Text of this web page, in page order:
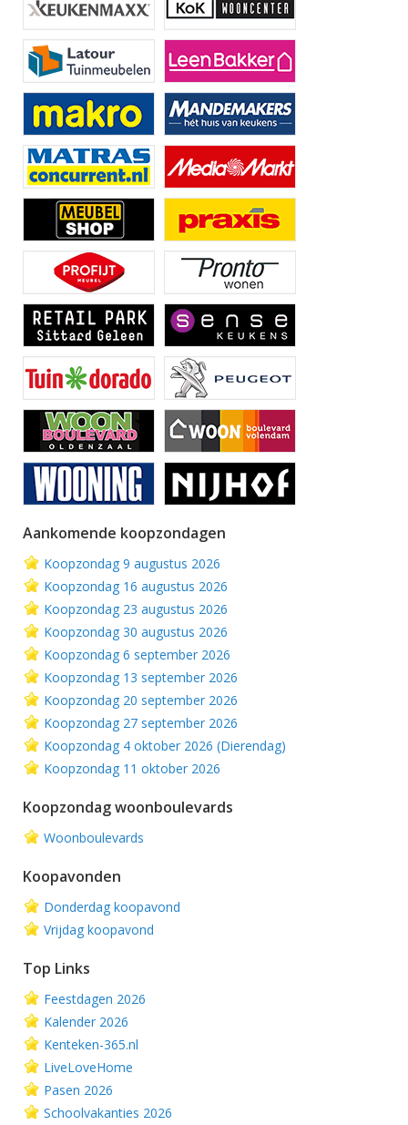
Aankomende koopzondagen
Koopzondag 9 augustus 2026
Koopzondag 16 augustus 2026
Koopzondag 23 augustus 2026
Koopzondag 30 augustus 2026
Koopzondag 6 september 2026
Koopzondag 13 september 2026
Koopzondag 20 september 2026
Koopzondag 27 september 2026
Koopzondag 4 oktober 2026 (Dierendag)
Koopzondag 11 oktober 2026
Koopzondag woonboulevards
Woonboulevards
Koopavonden
Donderdag koopavond
Vrijdag koopavond
Top Links
Feestdagen 2026
Kalender 2026
Kenteken-365.nl
LiveLoveHome
Pasen 2026
Schoolvakanties 2026